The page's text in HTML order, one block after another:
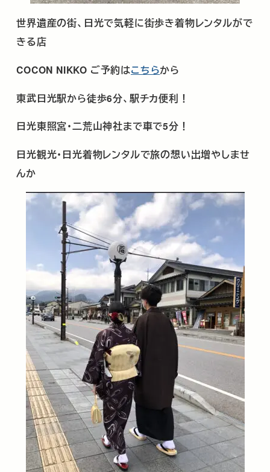
世界遺産の街、日光で気軽に街歩き着物レンタルがで
きる店
COCON NIKKO ご予約はこちらから
東武日光駅から徒歩6分、駅チカ便利！
日光東照宮･二荒山神社まで車で5分！
日光観光･日光着物レンタルで旅の想い出増やしませ
んか